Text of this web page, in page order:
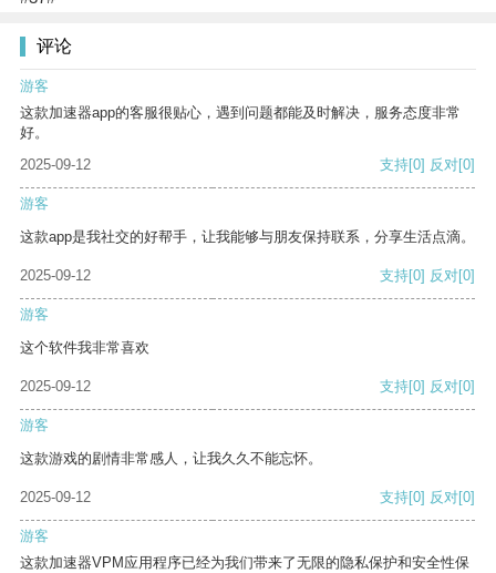
评论
游客
这款加速器app的客服很贴心，遇到问题都能及时解决，服务态度非常
好。
2025-09-12
支持[0] 反对[0]
游客
这款app是我社交的好帮手，让我能够与朋友保持联系，分享生活点滴。
2025-09-12 支持[0] 反对[0]
游客
这个软件我非常喜欢
2025-09-12 支持[0] 反对[0]
游客
这款游戏的剧情非常感人，让我久久不能忘怀。
2025-09-12 支持[0] 反对[0]
游客
这款加速器VPM应用程序已经为我们带来了无限的隐私保护和安全性保